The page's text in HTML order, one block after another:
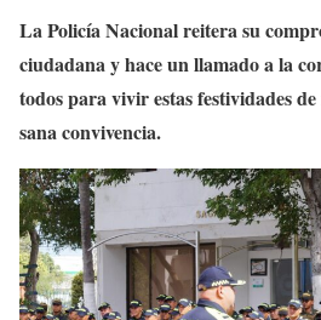
La Policía Nacional reitera su
ciudadana y hace un llamado a la
todos para vivir estas festividades
sana convivencia.